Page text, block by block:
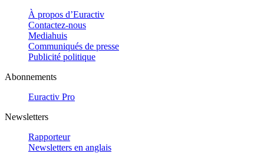
À propos d’Euractiv
Contactez-nous
Mediahuis
Communiqués de presse
Publicité politique
Abonnements
Euractiv Pro
Newsletters
Rapporteur
Newsletters en anglais